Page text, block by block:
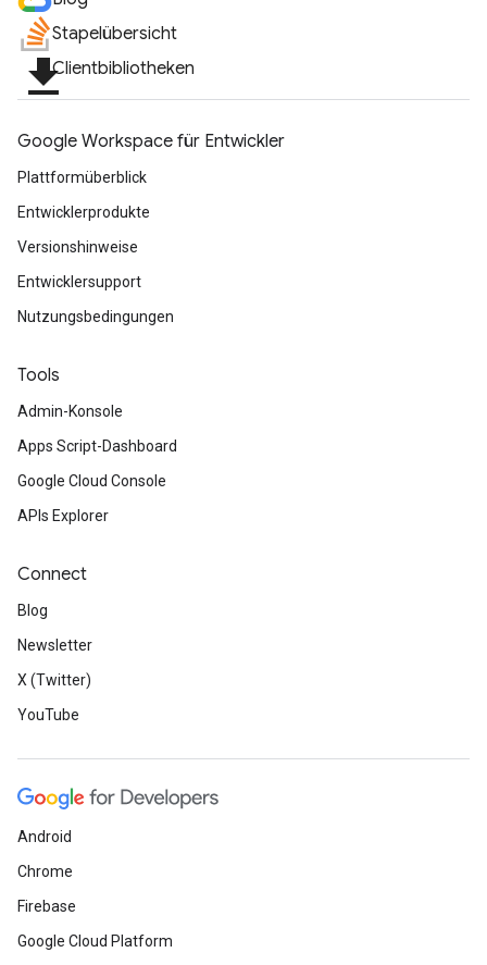
Stapelübersicht
file_downloadClientbibliotheken
Google Workspace für Entwickler
Plattformüberblick
Entwicklerprodukte
Versionshinweise
Entwicklersupport
Nutzungsbedingungen
Tools
Admin-Konsole
Apps Script-Dashboard
Google Cloud Console
APIs Explorer
Connect
Blog
Newsletter
X (Twitter)
YouTube
Android
Chrome
Firebase
Google Cloud Platform